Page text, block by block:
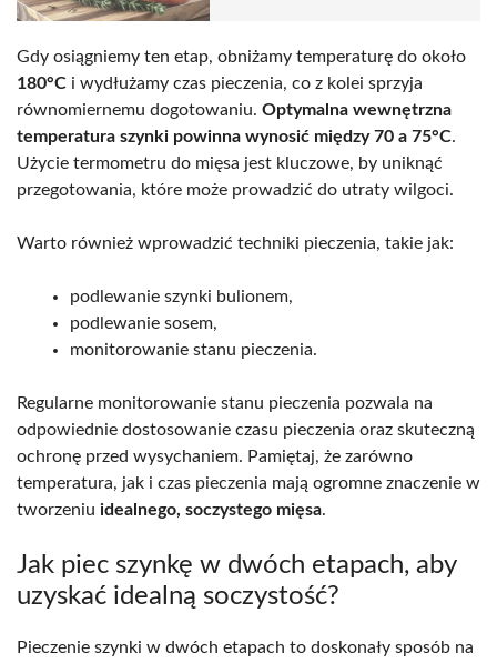
Gdy osiągniemy ten etap, obniżamy temperaturę do około
180°C i wydłużamy czas pieczenia, co z kolei sprzyja
równomiernemu dogotowaniu. Optymalna wewnętrzna
temperatura szynki powinna wynosić między 70 a 75°C.
Użycie termometru do mięsa jest kluczowe, by uniknąć
przegotowania, które może prowadzić do utraty wilgoci.
Warto również wprowadzić techniki pieczenia, takie jak:
podlewanie szynki bulionem,
podlewanie sosem,
monitorowanie stanu pieczenia.
Regularne monitorowanie stanu pieczenia pozwala na
odpowiednie dostosowanie czasu pieczenia oraz skuteczną
ochronę przed wysychaniem. Pamiętaj, że zarówno
temperatura, jak i czas pieczenia mają ogromne znaczenie w
tworzeniu idealnego, soczystego mięsa.
Jak piec szynkę w dwóch etapach, aby
uzyskać idealną soczystość?
Pieczenie szynki w dwóch etapach to doskonały sposób na